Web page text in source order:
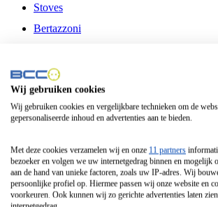
Stoves
Bertazzoni
Fitelli
Airfryer
Frituurpan
Contactgrill
Broodbakmachine
Broodrooster
Wij gebruiken cookies
Wij gebruiken cookies en vergelijkbare technieken om de
gepersonaliseerde inhoud en advertenties aan te bieden.
Met deze cookies verzamelen wij en onze 11 partners
bezoeker en volgen we uw internetgedrag binnen en mogelijk
aan de hand van unieke factoren, zoals uw IP-adres. Wij
persoonlijke profiel op. Hiermee passen wij onze website en
voorkeuren. Ook kunnen wij zo gerichte advertenties laten